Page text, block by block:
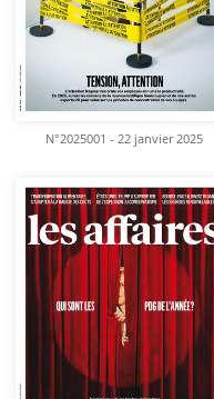
N°2025001 - 22 janvier 2025